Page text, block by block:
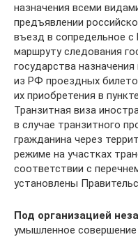
назначения всеми
предъявлении
въезд в сопредельное
маршруту следования
государства
из РФ проездных
их приобретения в
Транзитная виза
в случае транзитного
гражданина через
режиме на участках
соответствии с
установлены
Под организацией
умышленное